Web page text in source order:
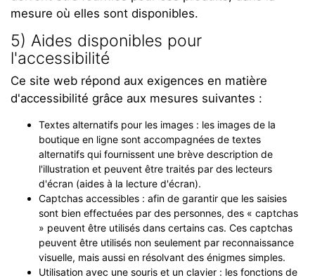
mesure où elles sont disponibles.
5) Aides disponibles pour
l'accessibilité
Ce site web répond aux exigences en matière
d'accessibilité grâce aux mesures suivantes :
Textes alternatifs pour les images : les images de la
boutique en ligne sont accompagnées de textes
alternatifs qui fournissent une brève description de
l'illustration et peuvent être traités par des lecteurs
d'écran (aides à la lecture d'écran).
Captchas accessibles : afin de garantir que les saisies
sont bien effectuées par des personnes, des « captchas
» peuvent être utilisés dans certains cas. Ces captchas
peuvent être utilisés non seulement par reconnaissance
visuelle, mais aussi en résolvant des énigmes simples.
Utilisation avec une souris et un clavier : les fonctions de